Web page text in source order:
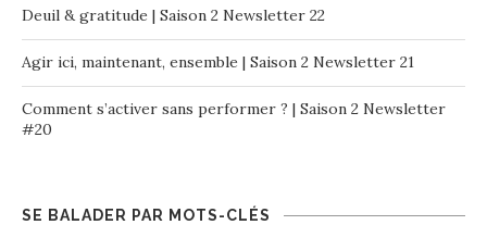
Deuil & gratitude | Saison 2 Newsletter 22
Agir ici, maintenant, ensemble | Saison 2 Newsletter 21
Comment s’activer sans performer ? | Saison 2 Newsletter
#20
SE BALADER PAR MOTS-CLÉS